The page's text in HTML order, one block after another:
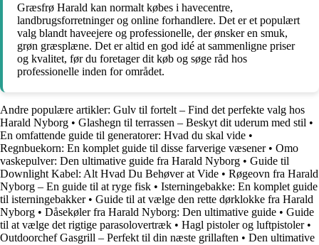
Græsfrø Harald kan normalt købes i havecentre,
landbrugsforretninger og online forhandlere. Det er et populært
valg blandt haveejere og professionelle, der ønsker en smuk,
grøn græsplæne. Det er altid en god idé at sammenligne priser
og kvalitet, før du foretager dit køb og søge råd hos
professionelle inden for området.
Andre populære artikler: Gulv til fortelt – Find det perfekte valg hos
Harald Nyborg • Glashegn til terrassen – Beskyt dit uderum med stil •
En omfattende guide til generatorer: Hvad du skal vide •
Regnbuekorn: En komplet guide til disse farverige væsener• Omo
vaskepulver: Den ultimative guide fra Harald Nyborg • Guide til
Downlight Kabel: Alt Hvad Du Behøver at Vide • Røgeovn fra Harald
Nyborg – En guide til at ryge fisk • Isterningebakke: En komplet guide
til isterningebakker• Guide til at vælge den rette dørklokke fra Harald
Nyborg • Dåsekøler fra Harald Nyborg: Den ultimative guide • Guide
til at vælge det rigtige parasolovertræk • Hagl pistoler og luftpistoler•
Outdoorchef Gasgrill – Perfekt til din næste grillaften • Den ultimative